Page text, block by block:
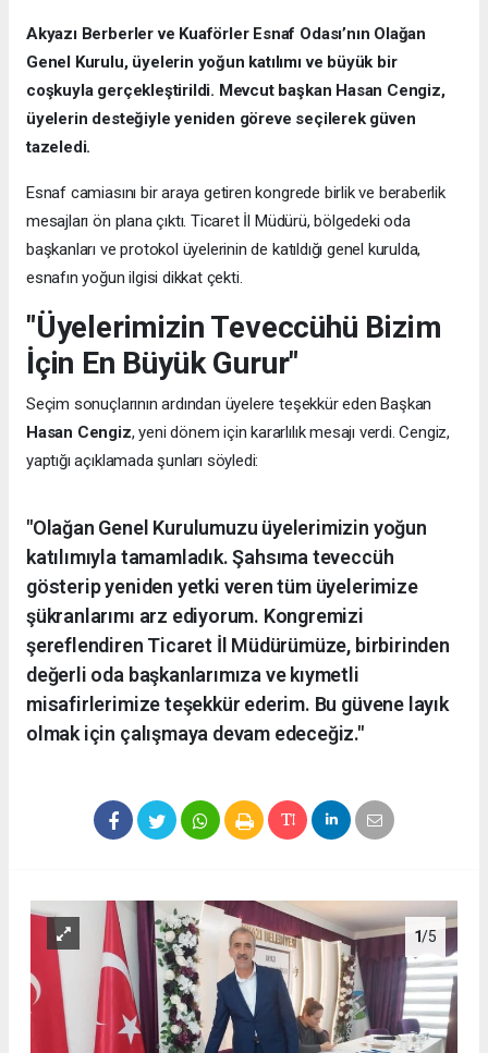
Akyazı Berberler ve Kuaförler Esnaf Odası’nın Olağan
Genel Kurulu, üyelerin yoğun katılımı ve büyük bir
coşkuyla gerçekleştirildi. Mevcut başkan Hasan Cengiz,
üyelerin desteğiyle yeniden göreve seçilerek güven
tazeledi.
Esnaf camiasını bir araya getiren kongrede birlik ve beraberlik
mesajları ön plana çıktı. Ticaret İl Müdürü, bölgedeki oda
başkanları ve protokol üyelerinin de katıldığı genel kurulda,
esnafın yoğun ilgisi dikkat çekti.
"Üyelerimizin Teveccühü Bizim
İçin En Büyük Gurur"
Seçim sonuçlarının ardından üyelere teşekkür eden Başkan
Hasan Cengiz, yeni dönem için kararlılık mesajı verdi. Cengiz,
yaptığı açıklamada şunları söyledi:
"Olağan Genel Kurulumuzu üyelerimizin yoğun
katılımıyla tamamladık. Şahsıma teveccüh
gösterip yeniden yetki veren tüm üyelerimize
şükranlarımı arz ediyorum. Kongremizi
şereflendiren Ticaret İl Müdürümüze, birbirinden
değerli oda başkanlarımıza ve kıymetli
misafirlerimize teşekkür ederim. Bu güvene layık
olmak için çalışmaya devam edeceğiz."
1/5